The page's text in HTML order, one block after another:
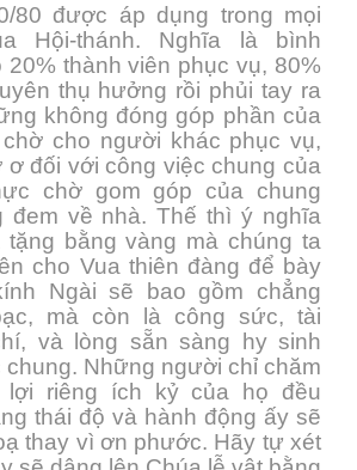
80 được áp dụng trong mọi
Hội-thánh. Nghĩa là bình
thành viên phục vụ, 80%
thụ hưởng rồi phủi tay ra
không đóng góp phần của
cho người khác phục vụ,
ơ đối với công việc chung của
chờ gom góp của chung
đem về nhà. Thế thì ý nghĩa
tặng bằng vàng mà chúng ta
cho Vua thiên đàng để bày
Ngài sẽ bao gồm chẳng
mà còn là công sức, tài
và lòng sẵn sàng hy sinh
chung. Những người chỉ chăm
lợi riêng ích kỷ của họ đều
thái độ và hành động ấy sẽ
thay vì ơn phước. Hãy tự xét